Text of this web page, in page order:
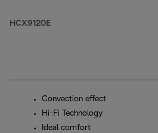
HCX9120E
Convection effect
Hi-Fi Technology
Ideal comfort